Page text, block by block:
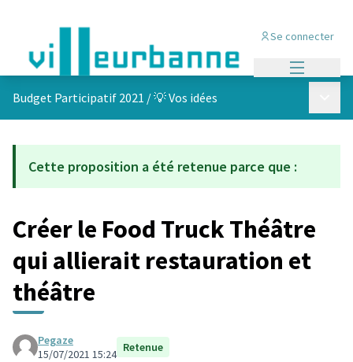
Se connecter
Budget Participatif 2021 /💡 Vos idées
Cette proposition a été retenue parce que :
Créer le Food Truck Théâtre
qui allierait restauration et
théâtre
Pegaze
15/07/2021 15:24 Retenue